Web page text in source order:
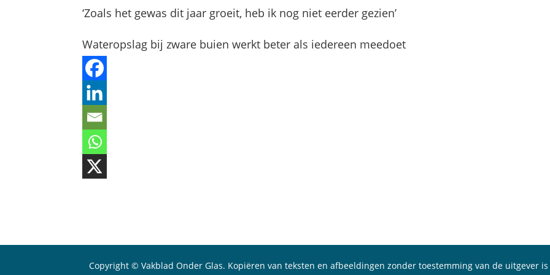
‘Zoals het gewas dit jaar groeit, heb ik nog niet eerder gezien’
Wateropslag bij zware buien werkt beter als iedereen meedoet
Copyright © Vakblad Onder Glas. Kopiëren van teksten en afbeeldingen zonder toestemming van de uitgever